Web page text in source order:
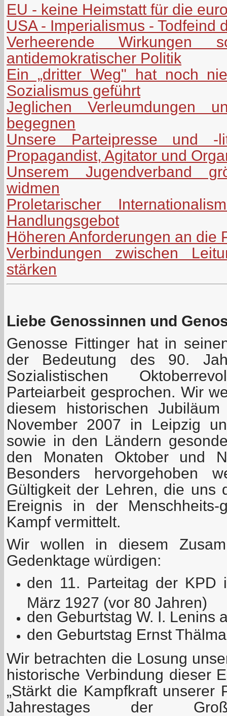
EU - keine Heimstatt für die
USA - Imperialismus - Todfeind
Verheerende Wirkungen
antidemokratischer Politik
Ein „dritter Weg" hat noch
Sozialismus geführt
Jeglichen Verleumdungen
begegnen
Unsere Parteipresse und -
Propagandist, Agitator und
Unserem Jugendverband
widmen
Proletarischer
Handlungsgebot
Höheren Anforderungen an die
Verbindungen zwischen
stärken
Liebe Genossinnen und
Genosse Fittinger hat in
der Bedeutung des 90.
Sozialistischen
Parteiarbeit gesprochen. Wir
diesem historischen
November 2007 in Leipzig
sowie in den Ländern
den Monaten Oktober und
Besonders hervorgehoben
Gültigkeit der Lehren, die uns
Ereignis in der Menschheits-
Kampf vermittelt.
Wir wollen in diesem
Gedenktage würdigen:
den 11. Parteitag der
März 1927 (vor 80 Jahren)
den Geburtstag W. I. Lenins
den Geburtstag Ernst
Wir betrachten die Losung
historische Verbindung dieser
„Stärkt die Kampfkraft unserer
Jahrestages der